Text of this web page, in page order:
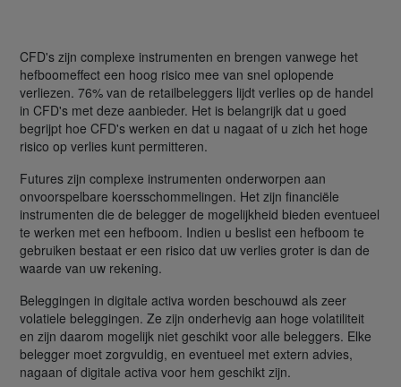
CFD's zijn complexe instrumenten en brengen vanwege het
hefboomeffect een hoog risico mee van snel oplopende
verliezen. 76% van de retailbeleggers lijdt verlies op de handel
in CFD's met deze aanbieder. Het is belangrijk dat u goed
begrijpt hoe CFD's werken en dat u nagaat of u zich het hoge
risico op verlies kunt permitteren.
Futures zijn complexe instrumenten onderworpen aan
onvoorspelbare koersschommelingen. Het zijn financiële
instrumenten die de belegger de mogelijkheid bieden eventueel
te werken met een hefboom. Indien u beslist een hefboom te
gebruiken bestaat er een risico dat uw verlies groter is dan de
waarde van uw rekening.
Beleggingen in digitale activa worden beschouwd als zeer
volatiele beleggingen. Ze zijn onderhevig aan hoge volatiliteit
en zijn daarom mogelijk niet geschikt voor alle beleggers. Elke
belegger moet zorgvuldig, en eventueel met extern advies,
nagaan of digitale activa voor hem geschikt zijn.